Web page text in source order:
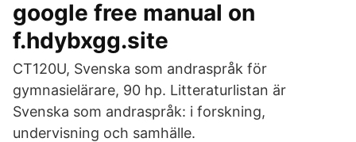
google free manual on
f.hdybxgg.site
CT120U, Svenska som andraspråk för
gymnasielärare, 90 hp. Litteraturlistan är
Svenska som andraspråk: i forskning,
undervisning och samhälle.